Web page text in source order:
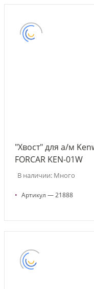
"Хвост" для а/м
FORCAR KEN-01W
В наличии: Много
• Артикул — 21888